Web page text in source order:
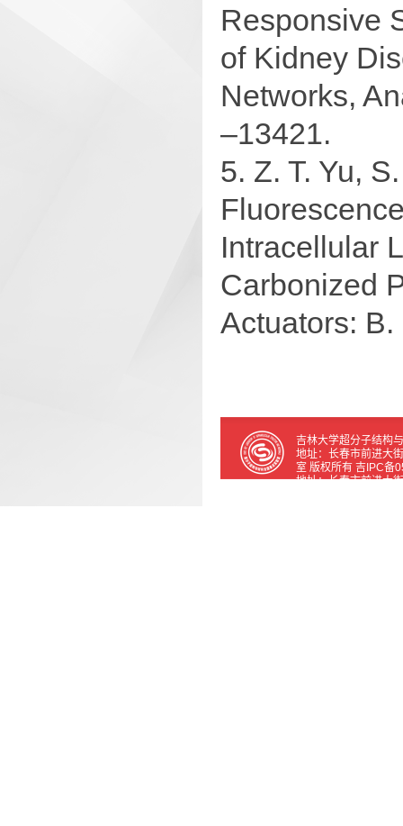
Responsive
of Kidney
Networks,
–13421.
5. Z. T. Yu,
Intracellular
Carbonized
Actuators:
吉林大学超分子结构
地址：长春市前进大
室 版权所有 吉IPC备
地址：长春市前进大